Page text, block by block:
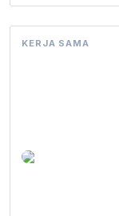
KERJA SAMA